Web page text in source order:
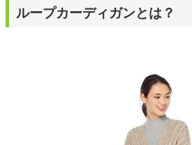
ループカーディガンとは？